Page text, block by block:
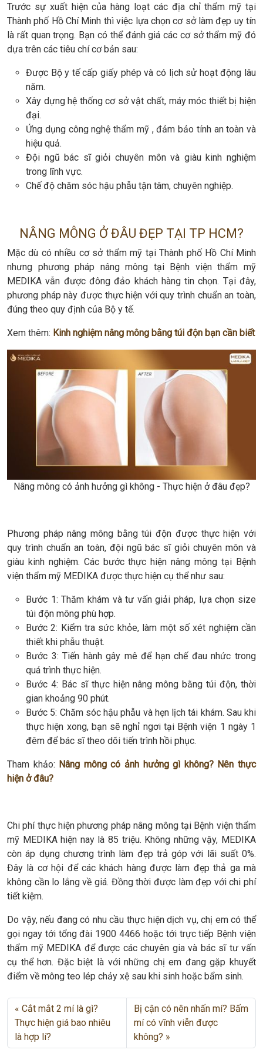
Trước sự xuất hiện của hàng loạt các địa chỉ thẩm mỹ tại
Thành phố Hồ Chí Minh thì việc lựa chọn cơ sở làm đẹp uy tín
là rất quan trọng. Bạn có thể đánh giá các cơ sở thẩm mỹ đó
dựa trên các tiêu chí cơ bản sau:
Được Bộ y tế cấp giấy phép và có lịch sử hoạt động lâu
năm.
Xây dựng hệ thống cơ sở vật chất, máy móc thiết bị hiện
đại.
Ứng dụng công nghệ thẩm mỹ , đảm bảo tính an toàn và
hiệu quả.
Đội ngũ bác sĩ giỏi chuyên môn và giàu kinh nghiệm
trong lĩnh vực.
Chế độ chăm sóc hậu phẫu tận tâm, chuyên nghiệp.
NÂNG MÔNG Ở ĐÂU ĐẸP TẠI TP HCM?
Mặc dù có nhiều cơ sở thẩm mỹ tại Thành phố Hồ Chí Minh
nhưng phương pháp nâng mông tại Bệnh viện thẩm mỹ
MEDIKA vẫn được đông đảo khách hàng tin chọn. Tại đây,
phương pháp này được thực hiện với quy trình chuẩn an toàn,
đúng theo quy định của Bộ y tế.
Xem thêm: Kinh nghiệm nâng mông bằng túi độn bạn cần biết
Nâng mông có ảnh hưởng gì không - Thực hiện ở đâu đẹp?
Phương pháp nâng mông bằng túi độn được thực hiện với
quy trình chuẩn an toàn, đội ngũ bác sĩ giỏi chuyên môn và
giàu kinh nghiệm. Các bước thực hiện nâng mông tại Bệnh
viện thẩm mỹ MEDIKA được thực hiện cụ thể như sau:
Bước 1: Thăm khám và tư vấn giải pháp, lựa chọn size
túi độn mông phù hợp.
Bước 2: Kiểm tra sức khỏe, làm một số xét nghiệm cần
thiết khi phẫu thuật.
Bước 3: Tiến hành gây mê để hạn chế đau nhức trong
quá trình thực hiện.
Bước 4: Bác sĩ thực hiện nâng mông bằng túi độn, thời
gian khoảng 90 phút.
Bước 5: Chăm sóc hậu phẫu và hẹn lịch tái khám. Sau khi
thực hiện xong, bạn sẽ nghỉ ngơi tại Bệnh viện 1 ngày 1
đêm để bác sĩ theo dõi tiến trình hồi phục.
Tham khảo: Nâng mông có ảnh hưởng gì không? Nên thực
hiện ở đâu?
Chi phí thực hiện phương pháp nâng mông tại Bệnh viện thẩm
mỹ MEDIKA hiện nay là 85 triệu. Không những vậy, MEDIKA
còn áp dụng chương trình làm đẹp trả góp với lãi suất 0%.
Đây là cơ hội để các khách hàng được làm đẹp thả ga mà
không cần lo lắng về giá. Đồng thời được làm đẹp với chi phí
tiết kiệm.
Do vậy, nếu đang có nhu cầu thực hiện dịch vụ, chị em có thể
gọi ngay tới tổng đài 1900 4466 hoặc tới trực tiếp Bệnh viện
thẩm mỹ MEDIKA để được các chuyên gia và bác sĩ tư vấn
cụ thể hơn. Đặc biệt là với những chị em đang gặp khuyết
điểm về mông teo lép chảy xệ sau khi sinh hoặc bẩm sinh.
Cắt mắt 2 mí là gì?
Thực hiện giá bao nhiêu
là hợp lí?
Bị cận có nên nhấn mí? Bấm
mí có vĩnh viễn được
không?